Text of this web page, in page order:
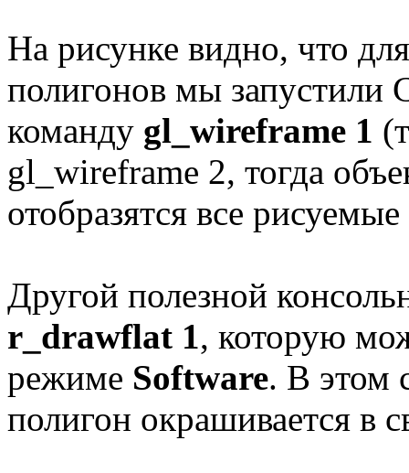
На рисунке видно, что
полигонов мы запустили
команду gl_wireframe 1
gl_wireframe 2, тогда
отобразятся все
Другой полезной
r_drawflat 1, которую
режиме Software. В этом
полигон окрашивается в